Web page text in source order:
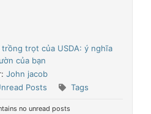
trồng trọt của USDA: ý nghĩa
của bạn
John jacob
Posts Tags
no unread posts